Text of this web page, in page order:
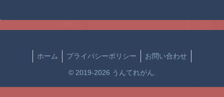
ホーム プライバシーポリシー お問い合わせ
© 2019-2026 うんてれがん.